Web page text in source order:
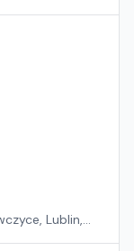
Lublin,